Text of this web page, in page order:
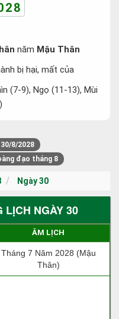
năm Mậu Thân
bị hại, mất của
(7-9), Ngọ (11-13), Mùi
8/2028
đạo tháng 8
Ngày 30
LỊCH NGÀY 30
ÂM LỊCH
Tháng 7 Năm 2028 (Mậu
Thân)